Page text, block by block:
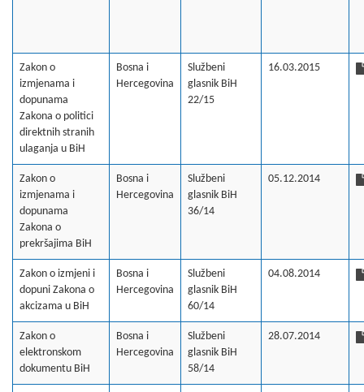
Zakon o
izmjenama i
dopunama
Zakona o politici
direktnih stranih
ulaganja u BiH
Bosna i
Hercegovina
Službeni
glasnik BiH
22/15
16.03.2015
Zakon o
izmjenama i
dopunama
Zakona o
prekršajima BiH
Bosna i
Hercegovina
Službeni
glasnik BiH
36/14
05.12.2014
Zakon o izmjeni i
dopuni Zakona o
akcizama u BiH
Bosna i
Hercegovina
Službeni
glasnik BiH
60/14
04.08.2014
Zakon o
elektronskom
dokumentu BiH
Bosna i
Hercegovina
Službeni
glasnik BiH
58/14
28.07.2014